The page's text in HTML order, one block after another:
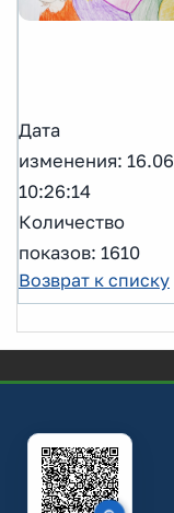
Дата
изменения:
10:26:14
Количество
показов: 1610
Возврат к списку